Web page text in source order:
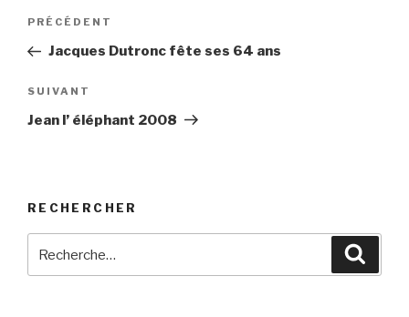
Navigation
l’article
Article
précédent
PRÉCÉDENT
Jacques Dutronc fête ses 64 ans
Article
suivant
SUIVANT
Jean l’ éléphant 2008
RECHERCHER
pour